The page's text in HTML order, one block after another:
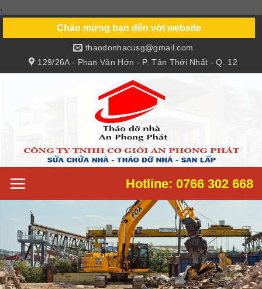
.
content
Chào mừng bạn đến với website
129/26A - Phan Văn Hớn - P. Tân Thới Nhất - Q. 12
thaodonhacusg@gmail.com
Hotline: 0766 302 668